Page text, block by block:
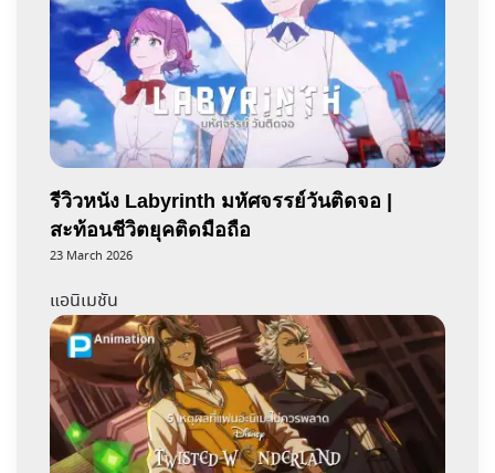
รีวิวหนัง Labyrinth มหัศจรรย์วันติดจอ |
สะท้อนชีวิตยุคติดมือถือ
23 March 2026
แอนิเมชัน